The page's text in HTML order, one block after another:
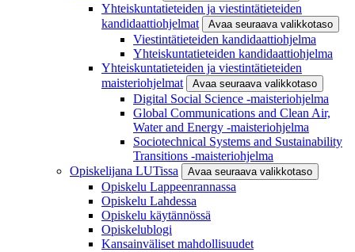
Yhteiskuntatieteiden ja viestintätieteiden
kandidaattiohjelmat
Avaa seuraava valikkotaso
Viestintätieteiden kandidaattiohjelma
Yhteiskuntatieteiden kandidaattiohjelma
Yhteiskuntatieteiden ja viestintätieteiden
maisteriohjelmat
Avaa seuraava valikkotaso
Digital Social Science -maisteriohjelma
Global Communications and Clean Air,
Water and Energy -maisteriohjelma
Sociotechnical Systems and Sustainability
Transitions -maisteriohjelma
Opiskelijana LUTissa
Avaa seuraava valikkotaso
Opiskelu Lappeenrannassa
Opiskelu Lahdessa
Opiskelu käytännössä
Opiskelublogi
Kansainväliset mahdollisuudet